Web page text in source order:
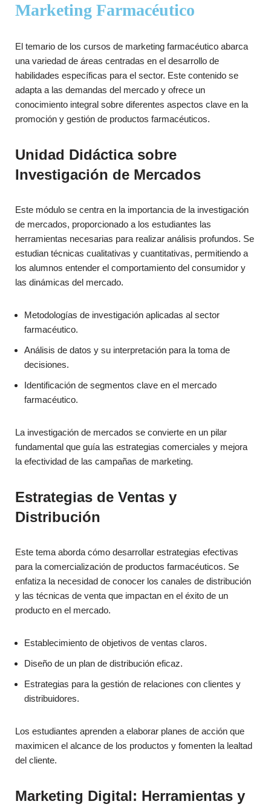
Marketing Farmacéutico
El temario de los cursos de marketing farmacéutico abarca
una variedad de áreas centradas en el desarrollo de
habilidades específicas para el sector. Este contenido se
adapta a las demandas del mercado y ofrece un
conocimiento integral sobre diferentes aspectos clave en la
promoción y gestión de productos farmacéuticos.
Unidad Didáctica sobre
Investigación de Mercados
Este módulo se centra en la importancia de la investigación
de mercados, proporcionado a los estudiantes las
herramientas necesarias para realizar análisis profundos. Se
estudian técnicas cualitativas y cuantitativas, permitiendo a
los alumnos entender el comportamiento del consumidor y
las dinámicas del mercado.
Metodologías de investigación aplicadas al sector
farmacéutico.
Análisis de datos y su interpretación para la toma de
decisiones.
Identificación de segmentos clave en el mercado
farmacéutico.
La investigación de mercados se convierte en un pilar
fundamental que guía las estrategias comerciales y mejora
la efectividad de las campañas de marketing.
Estrategias de Ventas y
Distribución
Este tema aborda cómo desarrollar estrategias efectivas
para la comercialización de productos farmacéuticos. Se
enfatiza la necesidad de conocer los canales de distribución
y las técnicas de venta que impactan en el éxito de un
producto en el mercado.
Establecimiento de objetivos de ventas claros.
Diseño de un plan de distribución eficaz.
Estrategias para la gestión de relaciones con clientes y
distribuidores.
Los estudiantes aprenden a elaborar planes de acción que
maximicen el alcance de los productos y fomenten la lealtad
del cliente.
Marketing Digital: Herramientas y